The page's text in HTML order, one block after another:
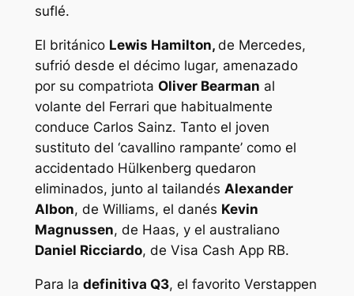
suflé.
El británico Lewis Hamilton, de Mercedes,
sufrió desde el décimo lugar, amenazado
por su compatriota Oliver Bearman al
volante del Ferrari que habitualmente
conduce Carlos Sainz. Tanto el joven
sustituto del ‘cavallino rampante’ como el
accidentado Hülkenberg quedaron
eliminados, junto al tailandés Alexander
Albon, de Williams, el danés Kevin
Magnussen, de Haas, y el australiano
Daniel Ricciardo, de Visa Cash App RB.
Para la definitiva Q3, el favorito Verstappen